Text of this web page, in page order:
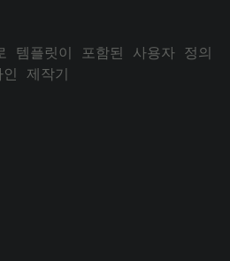
템플릿이 포함된 사용자 정의
제작기